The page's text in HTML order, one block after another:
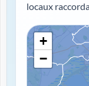
locaux
+
−